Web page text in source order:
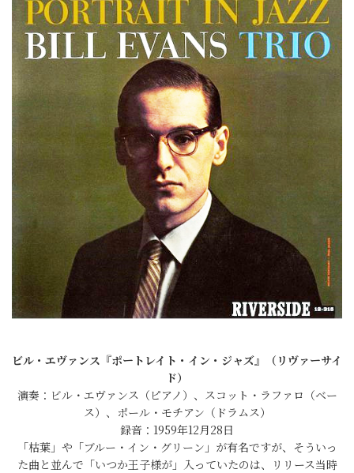
ビル・エヴァンス『ポートレイト・イン・ジャズ』（リヴァーサイ
ド）
演奏：ビル・エヴァンス（ピアノ）、スコット・ラファロ（ベー
ス）、ポール・モチアン（ドラムス）
録音：1959年12月28日
「枯葉」や「ブルー・イン・グリーン」が有名ですが、そういっ
た曲と並んで「いつか王子様が」入っていたのは、リリース当時